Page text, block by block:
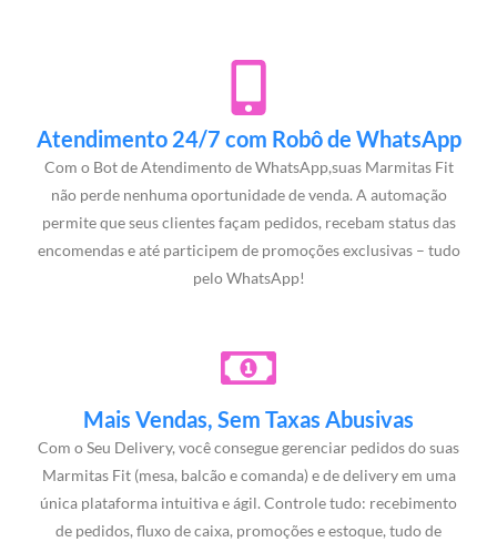
Atendimento 24/7 com Robô de WhatsApp
Com o Bot de Atendimento de WhatsApp,suas Marmitas Fit
não perde nenhuma oportunidade de venda. A automação
permite que seus clientes façam pedidos, recebam status das
encomendas e até participem de promoções exclusivas – tudo
pelo WhatsApp!
Mais Vendas, Sem Taxas Abusivas
Com o Seu Delivery, você consegue gerenciar pedidos do suas
Marmitas Fit (mesa, balcão e comanda) e de delivery em uma
única plataforma intuitiva e ágil. Controle tudo: recebimento
de pedidos, fluxo de caixa, promoções e estoque, tudo de